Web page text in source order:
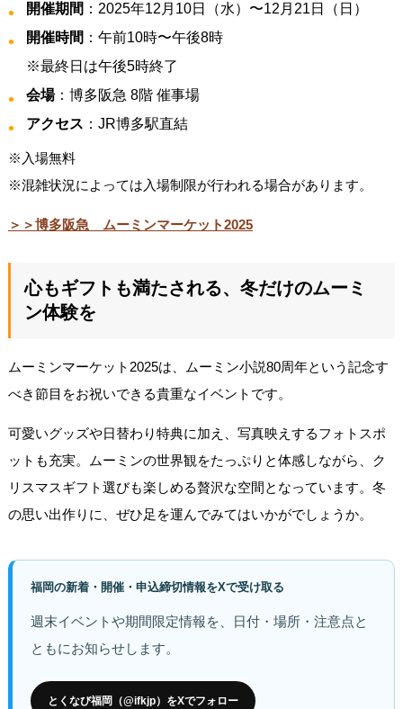
開催期間 ：2025年12月10日（水）〜12月21日（日）
開催時間 ：午前10時〜午後8時
※最終日は午後5時終了
会場：博多阪急 8階 催事場
アクセス ：JR博多駅直結
※入場無料
※混雑状況によっては入場制限が行われる場合があります。
＞＞博多阪急 ムーミンマーケット2025
心もギフトも満たされる、冬だけのムーミ
ン体験を
ムーミンマーケット2025は、ムーミン小説80周年という記念す
べき節目をお祝いできる貴重なイベントです。
可愛いグッズや日替わり特典に加え、写真映えするフォトスポ
ットも充実。ムーミンの世界観をたっぷりと体感しながら、ク
リスマスギフト選びも楽しめる贅沢な空間となっています。冬
の思い出作りに、ぜひ足を運んでみてはいかがでしょうか。
福岡の新着・開催・申込締切情報をXで受け取る
週末イベントや期間限定情報を、日付・場所・注意点と
ともにお知らせします。
とくなび福岡（@ifkjp）をXでフォロー